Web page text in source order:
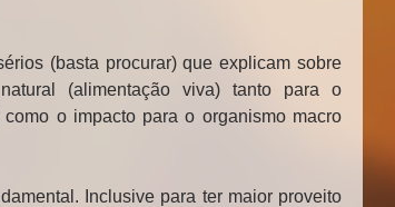
(basta procurar) que explicam sobre
(alimentação viva) tanto para o
o impacto para o organismo macro
Inclusive para ter maior proveito